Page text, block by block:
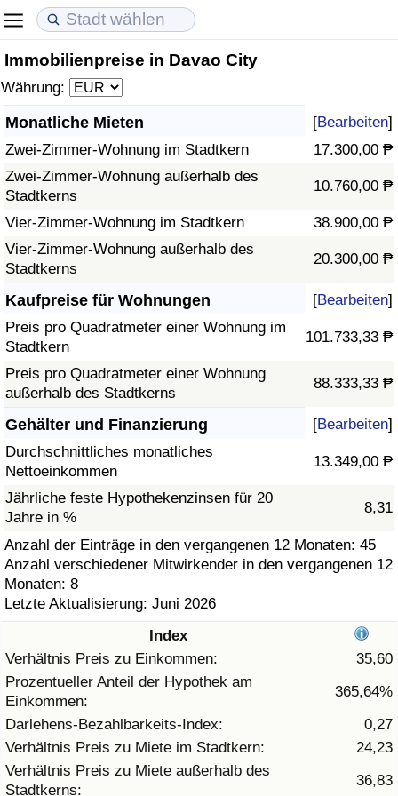
Immobilienpreise in Davao City
Währung:
Monatliche Mieten [Bearbeiten]
Zwei-Zimmer-Wohnung im Stadtkern
17.300,00 ₱
Zwei-Zimmer-Wohnung außerhalb des
Stadtkerns
10.760,00 ₱
Vier-Zimmer-Wohnung im Stadtkern
38.900,00 ₱
Vier-Zimmer-Wohnung außerhalb des
Stadtkerns
20.300,00 ₱
Kaufpreise für Wohnungen [Bearbeiten]
Preis pro Quadratmeter einer Wohnung im
Stadtkern
101.733,33 ₱
Preis pro Quadratmeter einer Wohnung
außerhalb des Stadtkerns
88.333,33 ₱
Gehälter und Finanzierung [Bearbeiten]
Durchschnittliches monatliches
Nettoeinkommen
13.349,00 ₱
Jährliche feste Hypothekenzinsen für 20
Jahre in %
8,31
Anzahl der Einträge in den vergangenen 12 Monaten: 45
Anzahl verschiedener Mitwirkender in den vergangenen 12
Monaten: 8
Letzte Aktualisierung: Juni 2026
Index
Verhältnis Preis zu Einkommen:
35,60
Prozentueller Anteil der Hypothek am
Einkommen:
365,64%
Darlehens-Bezahlbarkeits-Index:
0,27
Verhältnis Preis zu Miete im Stadtkern:
24,23
Verhältnis Preis zu Miete außerhalb des
Stadtkerns:
36,83
Lebenshaltungskosten
Lebenshaltungskosten-Index (aktuell)
Lebenshaltungskosten-Index
Lebenshaltungskosten-Index nach Land
in Akaba
Immobilienpreise
Immobilienpreis-Index (aktuell)
Immobilienpreis-Index
Immobilienpreis-Index nach Land
Lebensqualität
Lebensqualität-Index
Lebensqualität-Index (aktuell)
Lebensqualitätsindex nach Land
Kriminalität
Kriminalitäts-Index (aktuell)
Kriminalitäts-Index
Kriminalitätsindex nach Land
Gesundheitsversorgung
Gesundheitsversorgungs-Index (aktuell)
Gesundheitsversorgungs-Index
Gesundheitsversorgungs-Index nach Land
Umweltverschmutzung
Umweltverschmutzungs-Index (aktuell)
Verschmutzungsindex
Umweltverschmutzungs-Index nach Land
Verkehr